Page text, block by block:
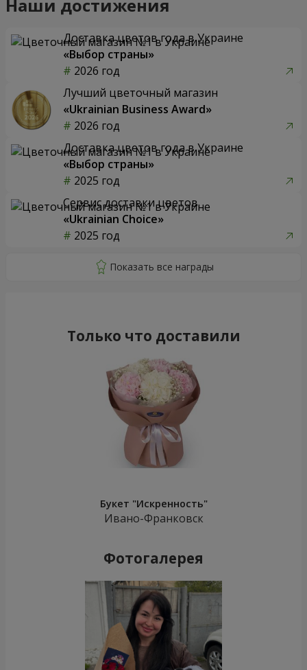
Наши достижения
Доставка цветов года в Украине
«Выбор страны»
2026 год
Лучший цветочный магазин
«Ukrainian Business Award»
2026 год
Доставка цветов года в Украине
«Выбор страны»
2025 год
Сервис доставки цветов
«Ukrainian Choice»
2025 год
Только что доставили
Букет "Искренность"
Ивано-Франковск
Фотогалерея